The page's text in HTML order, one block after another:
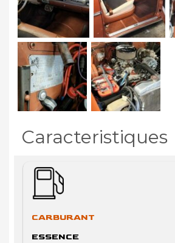
Caracteristiques
CARBURANT
ESSENCE